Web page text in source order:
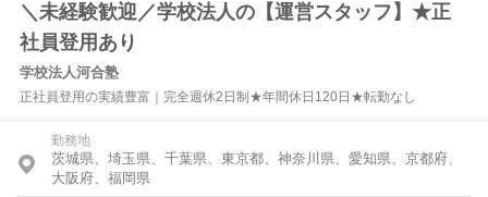
＼未経験歓迎／学校法人の【運営スタッフ】★正
社員登用あり
学校法人河合塾
正社員登用の実績豊富｜完全週休2日制★年間休日120日★転勤なし
勤務地
茨城県、埼玉県、千葉県、東京都、神奈川県、愛知県、京都府、
大阪府、福岡県